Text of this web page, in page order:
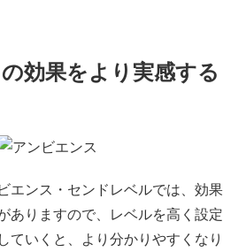
効果をより実感する
エンス・センドレベルでは、効果
ありますので、レベルを高く設定
ていくと、より分かりやすくなり